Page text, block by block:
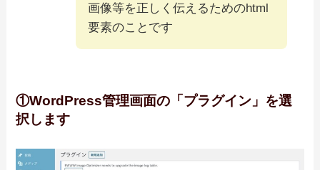
画像等を正しく伝えるためのhtml
要素のことです
①WordPress管理画面の「プラグイン」を選
択します